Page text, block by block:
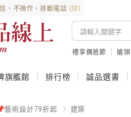
、不操作、掛斷電話 (詳)
禮享偶爸節 搶
旗艦館 排行榜 誠品選書
藝術設計79折起 建築